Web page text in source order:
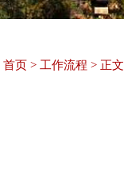
首页 > 工作流程 > 正文